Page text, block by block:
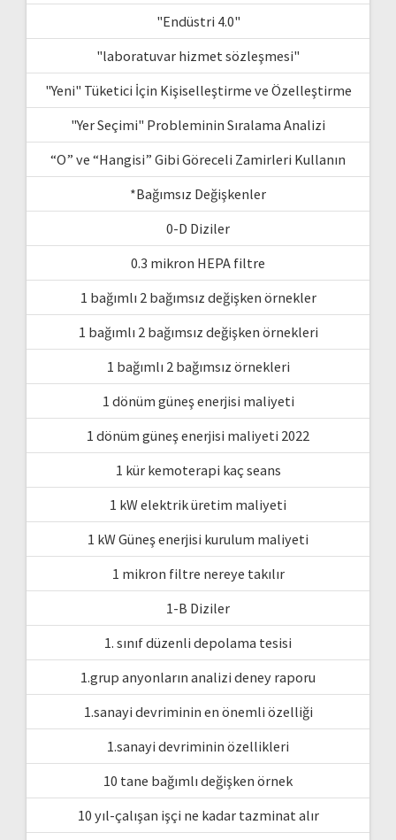
"Endüstri 4.0"
"laboratuvar hizmet sözleşmesi"
"Yeni" Tüketici İçin Kişiselleştirme ve Özelleştirme
"Yer Seçimi" Probleminin Sıralama Analizi
“O” ve “Hangisi” Gibi Göreceli Zamirleri Kullanın
*Bağımsız Değişkenler
0-D Diziler
0.3 mikron HEPA filtre
1 bağımlı 2 bağımsız değişken örnekler
1 bağımlı 2 bağımsız değişken örnekleri
1 bağımlı 2 bağımsız örnekleri
1 dönüm güneş enerjisi maliyeti
1 dönüm güneş enerjisi maliyeti 2022
1 kür kemoterapi kaç seans
1 kW elektrik üretim maliyeti
1 kW Güneş enerjisi kurulum maliyeti
1 mikron filtre nereye takılır
1-B Diziler
1. sınıf düzenli depolama tesisi
1.grup anyonların analizi deney raporu
1.sanayi devriminin en önemli özelliği
1.sanayi devriminin özellikleri
10 tane bağımlı değişken örnek
10 yıl-çalışan işçi ne kadar tazminat alır